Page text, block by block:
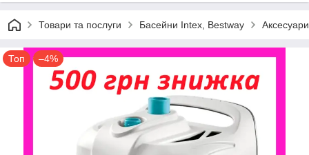
Товари та послуги Басейни Intex, Bestway
Топ –4%